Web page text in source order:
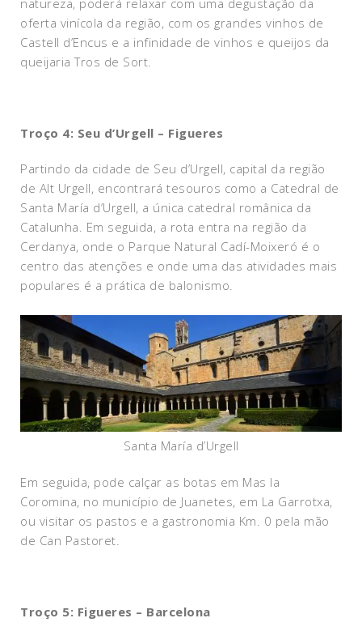
oferta vinícola da região, com os grandes vinhos de
Castell d’Encus e a infinidade de vinhos e queijos da
queijaria Tros de Sort.
Troço 4: Seu d’Urgell – Figueres
Partindo da cidade de Seu d’Urgell, capital da região
de Alt Urgell, encontrará tesouros como a Catedral de
Santa María d’Urgell, a única catedral românica da
Catalunha. Em seguida, a rota entra na região da
Cerdanya, onde o Parque Natural Cadí-Moixeró é o
centro das atenções e onde uma das atividades mais
populares é a prática de balonismo.
Santa María d’Urgell
Em seguida, pode calçar as botas em Mas la
Coromina, no município de Juanetes, em La Garrotxa,
ou visitar os pastos e a gastronomia Km. 0 pela mão
de Can Pastoret.
Troço 5: Figueres – Barcelona